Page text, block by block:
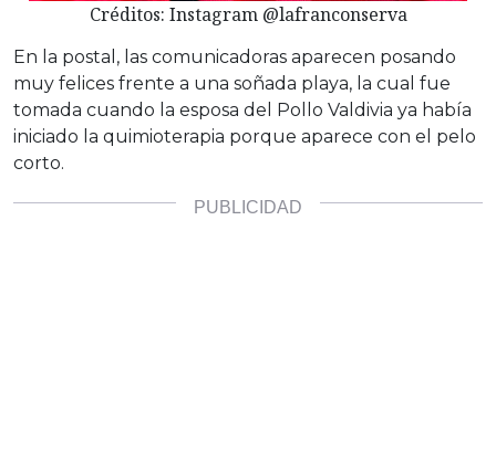
Créditos: Instagram @lafranconserva
En la postal, las comunicadoras aparecen posando
muy felices frente a una soñada playa, la cual fue
tomada cuando la esposa del Pollo Valdivia ya había
iniciado la quimioterapia porque aparece con el pelo
corto.